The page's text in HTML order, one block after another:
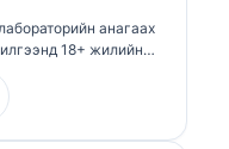
хэвлүүлсэн.
анагаах
18+ жилийн
клиник
юм.
мэргэшлийн